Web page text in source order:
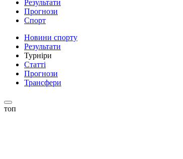
Результати
Прогнози
Спорт
Новини спорту
Результати
Турніри
Статті
Прогнози
Трансфери
топ